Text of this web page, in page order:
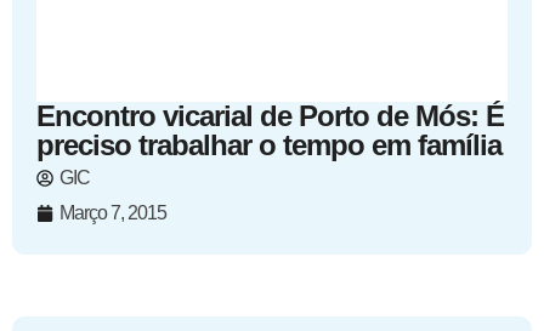
Encontro vicarial de Porto de Mós: É
preciso trabalhar o tempo em família
GIC
Março 7, 2015